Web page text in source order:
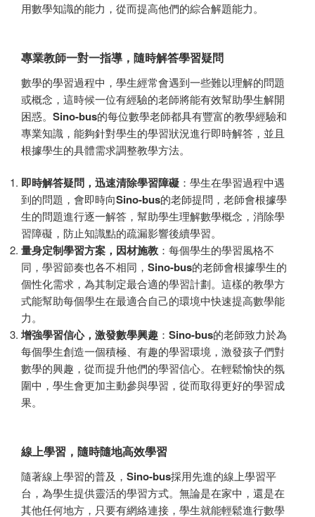
用數學知識的能力，從而提高他們的綜合解題能力。
專業教師一對一指導，隨時解答學習疑問
數學的學習過程中，學生經常會遇到一些難以理解的問題
或概念，這時候一位有經驗的老師將能有效幫助學生解開
困惑。 Sino-bus的每位數學老師都具有豐富的教學經驗和
專業知識，能夠針對學生的學習狀況進行即時解答，並且
根據學生的具體需求調整教學方法。
即時解答疑問，迅速清除學習障礙 ：學生在學習過程中遇
到的問題，會即時向Sino-bus的老師提問，老師會根據學
生的問題進行逐一解答，幫助學生理解數學概念，消除學
習障礙，防止知識點的疏漏影響後續學習。
量身定制學習方案，因材施教 ：每個學生的學習風格不
同，學習節奏也各不相同， Sino-bus的老師會根據學生的
個性化需求，為其制定最合適的學習計劃。這樣的教學方
式能幫助每個學生在最適合自己的環境中快速提高數學能
力。
增強學習信心，激發數學興趣 ： Sino-bus的老師致力於為
每個學生創造一個積極、有趣的學習環境，激發孩子們對
數學的興趣，從而提升他們的學習信心。在輕鬆愉快的氛
圍中，學生會更加主動參與學習，從而取得更好的學習成
果。
線上學習，隨時隨地高效學習
隨著線上學習的普及， Sino-bus採用先進的線上學習平
台，為學生提供靈活的學習方式。無論是在家中，還是在
其他任何地方，只要有網絡連接，學生就能輕鬆進行數學